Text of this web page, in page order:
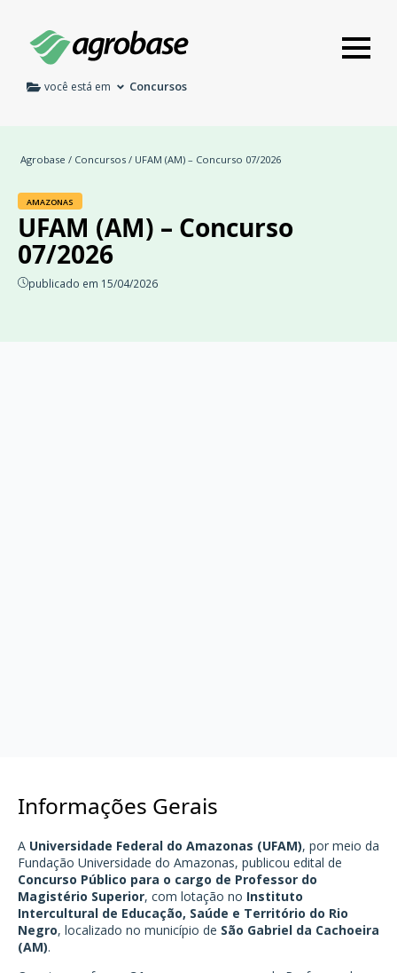
você está em Concursos
Agrobase / Concursos / UFAM (AM) – Concurso 07/2026
AMAZONAS
UFAM (AM) – Concurso
07/2026
publicado em 15/04/2026
Informações Gerais
A Universidade Federal do Amazonas (UFAM), por meio da
Fundação Universidade do Amazonas, publicou edital de
Concurso Público para o cargo de Professor do
Magistério Superior, com lotação no Instituto
Intercultural de Educação, Saúde e Território do Rio
Negro, localizado no município de São Gabriel da Cachoeira
(AM).